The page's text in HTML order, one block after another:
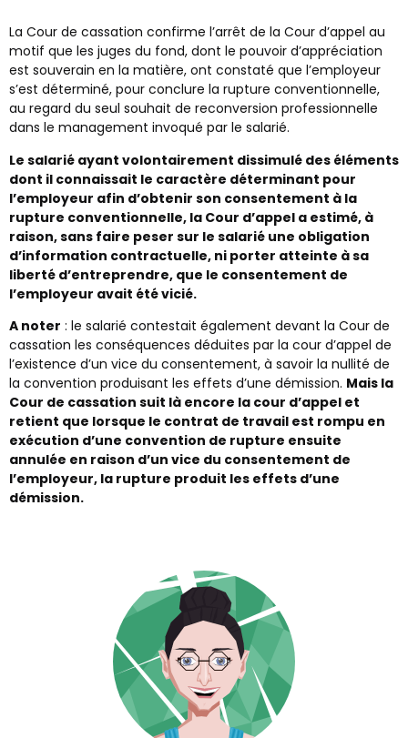
La Cour de cassation confirme l’arrêt de la Cour d’appel au
motif que les juges du fond, dont le pouvoir d’appréciation
est souverain en la matière, ont constaté que l’employeur
s’est déterminé, pour conclure la rupture conventionnelle,
au regard du seul souhait de reconversion professionnelle
dans le management invoqué par le salarié.
Le salarié ayant volontairement dissimulé des éléments
dont il connaissait le caractère déterminant pour
l’employeur afin d’obtenir son consentement à la
rupture conventionnelle, la Cour d’appel a estimé, à
raison, sans faire peser sur le salarié une obligation
d’information contractuelle, ni porter atteinte à sa
liberté d’entreprendre, que le consentement de
l’employeur avait été vicié.
A noter : le salarié contestait également devant la Cour de
cassation les conséquences déduites par la cour d’appel de
l’existence d’un vice du consentement, à savoir la nullité de
la convention produisant les effets d’une démission. Mais la
Cour de cassation suit là encore la cour d’appel et
retient que lorsque le contrat de travail est rompu en
exécution d’une convention de rupture ensuite
annulée en raison d’un vice du consentement de
l’employeur, la rupture produit les effets d’une
démission.